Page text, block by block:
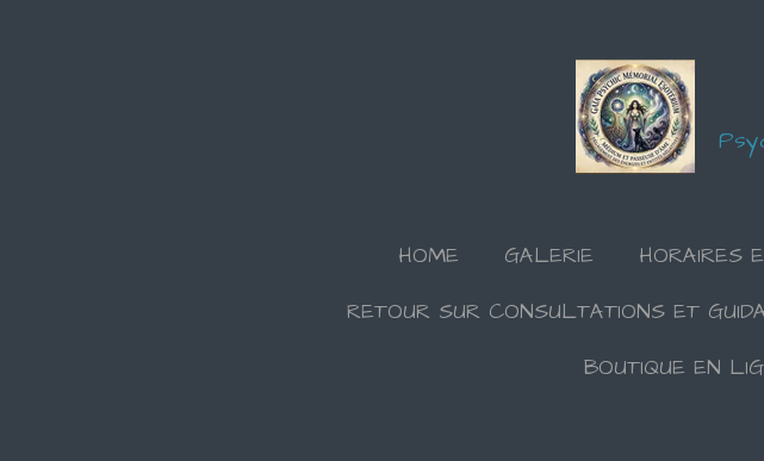
HOME GALERIE HORAIRES
RETOUR SUR CONSULTATIONS ET
BOUTIQUE EN